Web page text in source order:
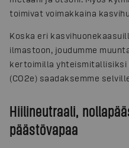
toimivat voimakkaina
Koska eri
ilmastoon, joudumme
kertoimilla yhteismitallisiksi
(CO2e) saadaksemme
Hiilineutraali,
päästövapaa